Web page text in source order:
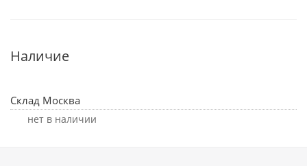
Наличие
Склад Москва
Нет в наличии